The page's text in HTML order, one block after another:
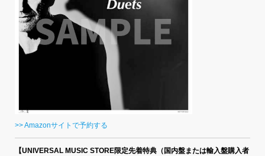
>> Amazonサイトで予約する
【UNIVERSAL MUSIC STORE限定先着特典（国内盤または輸入盤購入者